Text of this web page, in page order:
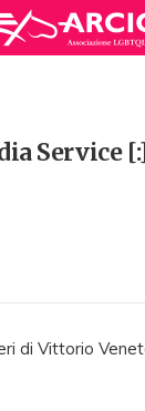
Service
di Vittorio